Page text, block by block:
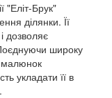
"Еліт-Брук"
ділянки. Її
дозволяє
широку
малюнок
укладати її в